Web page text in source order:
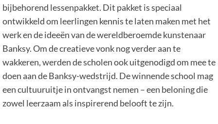
bijbehorend lessenpakket. Dit pakket is speciaal
ontwikkeld om leerlingen kennis te laten maken met het
werk en de ideeën van de wereldberoemde kunstenaar
Banksy. Om de creatieve vonk nog verder aan te
wakkeren, werden de scholen ook uitgenodigd om mee te
doen aan de Banksy-wedstrijd. De winnende school mag
een cultuuruitje in ontvangst nemen – een beloning die
zowel leerzaam als inspirerend belooft te zijn.